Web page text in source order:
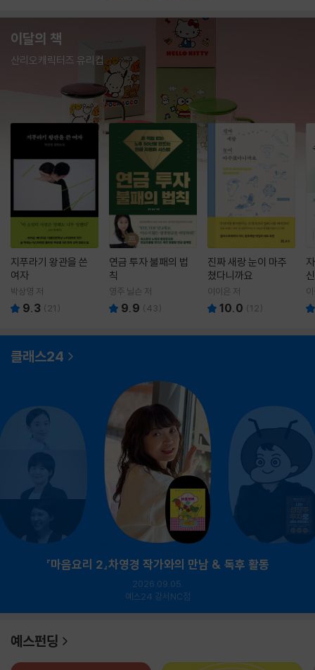
이달의 책
산리오캐릭터즈 유리컵
지푸라기 왕관을 쓴
여자
박상영 저
9.3 ( 21 )
연금 투자 불패의 법
칙
영주 닐슨 저
9.9 (43)
진짜 새랑 눈이 마주
쳤다니까요
이이은 저
10.0 (12)
클래스24
『마음요리 2』차영경 작가와의 만남 & 독후 활동
2026.09.05.
예스24 강서NC점
예스펀딩